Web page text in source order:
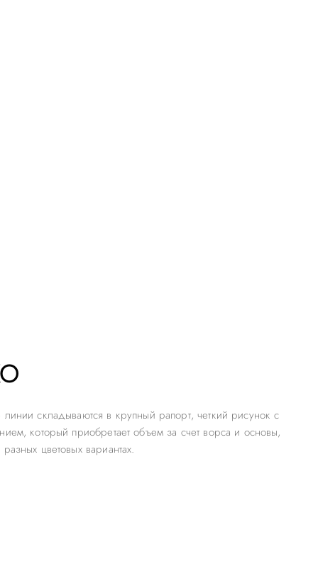
складываются в крупный рапорт, четкий рисунок с
который приобретает объем за счет ворса и основы,
цветовых вариантах.